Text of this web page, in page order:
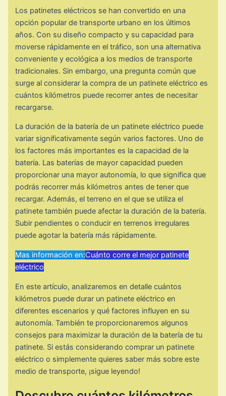
Los patinetes eléctricos se han convertido en una
opción popular de transporte urbano en los últimos
años. Con su diseño compacto y su capacidad para
moverse rápidamente en el tráfico, son una alternativa
conveniente y ecológica a los medios de transporte
tradicionales. Sin embargo, una pregunta común que
surge al considerar la compra de un patinete eléctrico es
cuántos kilómetros puede recorrer antes de necesitar
recargarse.
La duración de la batería de un patinete eléctrico puede
variar significativamente según varios factores. Uno de
los factores más importantes es la capacidad de la
batería. Las baterías de mayor capacidad pueden
proporcionar una mayor autonomía, lo que significa que
podrás recorrer más kilómetros antes de tener que
recargar. Además, el terreno en el que se utiliza el
patinete también puede afectar la duración de la batería.
Subir pendientes o conducir en terrenos irregulares
puede agotar la batería más rápidamente.
Mas información en:Cuánto corre el mejor patinete
eléctrico
En este artículo, analizaremos en detalle cuántos
kilómetros puede durar un patinete eléctrico en
diferentes escenarios y qué factores influyen en su
autonomía. También te proporcionaremos algunos
consejos para maximizar la duración de la batería de tu
patinete. Si estás considerando comprar un patinete
eléctrico o simplemente quieres saber más sobre este
medio de transporte, ¡sigue leyendo!